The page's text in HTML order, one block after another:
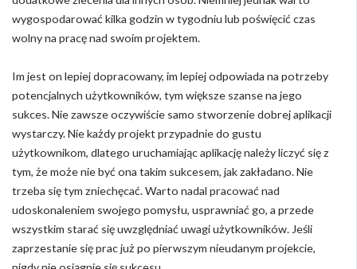
wygospodarować kilka godzin w tygodniu lub poświęcić czas
wolny na pracę nad swoim projektem.
Im jest on lepiej dopracowany, im lepiej odpowiada na potrzeby
potencjalnych użytkowników, tym większe szanse na jego
sukces. Nie zawsze oczywiście samo stworzenie dobrej aplikacji
wystarczy. Nie każdy projekt przypadnie do gustu
użytkownikom, dlatego uruchamiając aplikację należy liczyć się z
tym, że może nie być ona takim sukcesem, jak zakładano. Nie
trzeba się tym zniechęcać. Warto nadal pracować nad
udoskonaleniem swojego pomysłu, usprawniać go, a przede
wszystkim starać się uwzględniać uwagi użytkowników. Jeśli
zaprzestanie się prac już po pierwszym nieudanym projekcie,